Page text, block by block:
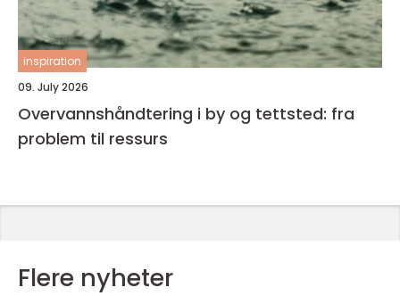
inspiration
09. July 2026
Overvannshåndtering i by og tettsted: fra
problem til ressurs
Flere nyheter